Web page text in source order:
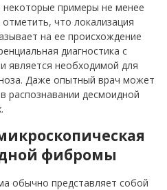
некоторые примеры не менее
что локализация
на ее происхождение
диагностика с
является необходимой для
Даже опытный врач может
распознавании десмоидной
фибромы
обычно представляет собой